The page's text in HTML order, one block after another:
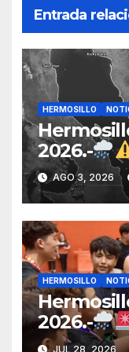
Entrada
HERMOSILLO
2026.-
para
norte de
mayor
AGO 3, 2026
HERMOSILLO
2026.-
JUL 28, 2026